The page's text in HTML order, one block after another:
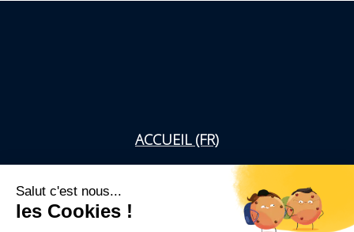
ACCUEIL (FR)